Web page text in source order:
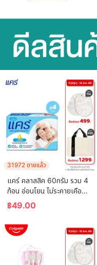
31972 ขายแล้ว
แคร์ คลาสสิค 60กรัม รวม 4
ก้อน อ่อนโยน ไม่ระคายเคือง
(สบู่เด็ก) Care Classic Bar
Soap 60g Total 4 Pcs
Gently Cleanses Baby's
Skin (Bar Soap, Baby
Soap, Baby Body Wash)
฿49.00